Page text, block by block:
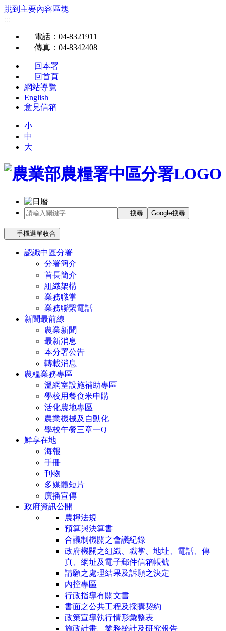
跳到主要內容區塊
電話 ：04-8321911
傳真 ：04-8342408
回本署
回首頁
網站導覽
English
意見信箱
小
中
大
搜尋 Google搜尋
手機選單收合
認識中區分署
分署簡介
首長簡介
組織架構
業務職掌
業務聯繫電話
新聞最前線
農業新聞
最新消息
本分署公告
轉載消息
農糧業務專區
溫網室設施補助專區
學校用餐食米申購
活化農地專區
農業機械及自動化
學校午餐三章一Q
鮮享在地
海報
手冊
刊物
多媒體短片
廣播宣傳
政府資訊公開
農糧法規
預算與決算書
合議制機關之會議紀錄
政府機關之組織、職掌、地址、電話、傳
真、網址及電子郵件信箱帳號
請願之處理結果及訴願之決定
內控專區
行政指導有關文書
書面之公共工程及採購契約
政策宣導執行情形彙整表
施政計畫、業務統計及研究報告